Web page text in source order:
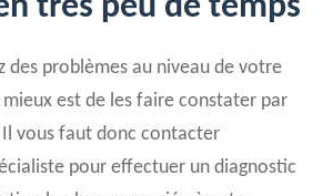
très peu de temps
des problèmes au niveau de votre
est de les faire constater par
vous faut donc contacter
pour effectuer un diagnostic